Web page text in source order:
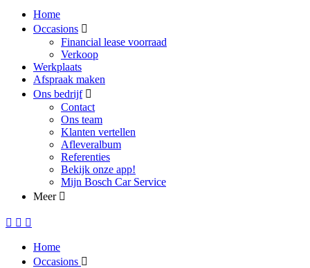
Home
Occasions
Financial lease voorraad
Verkoop
Werkplaats
Afspraak maken
Ons bedrijf
Contact
Ons team
Klanten vertellen
Afleveralbum
Referenties
Bekijk onze app!
Mijn Bosch Car Service
Meer
Home
Occasions